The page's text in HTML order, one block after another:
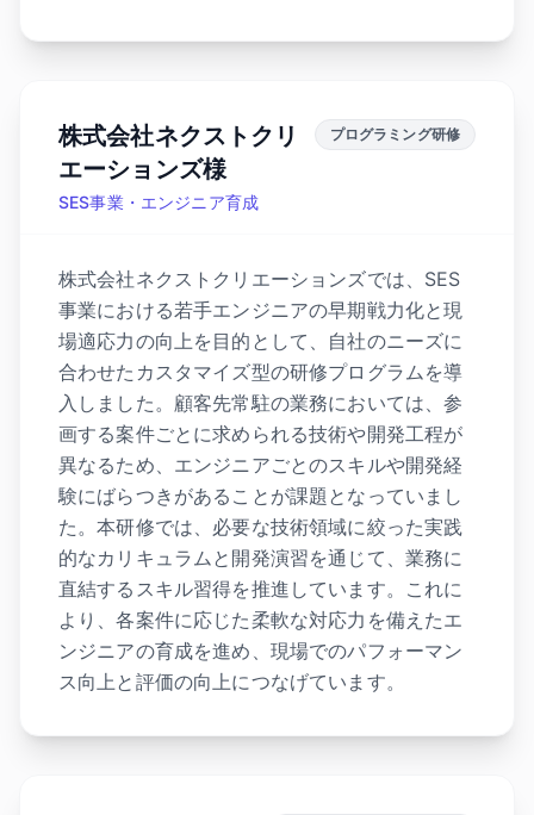
株式会社ネクストクリ
エーションズ様
SES事業・エンジニア育成
プログラミング研修
株式会社ネクストクリエーションズでは、SES
事業における若手エンジニアの早期戦力化と現
場適応力の向上を目的として、自社のニーズに
合わせたカスタマイズ型の研修プログラムを導
入しました。顧客先常駐の業務においては、参
画する案件ごとに求められる技術や開発工程が
異なるため、エンジニアごとのスキルや開発経
験にばらつきがあることが課題となっていまし
た。本研修では、必要な技術領域に絞った実践
的なカリキュラムと開発演習を通じて、業務に
直結するスキル習得を推進しています。これに
より、各案件に応じた柔軟な対応力を備えたエ
ンジニアの育成を進め、現場でのパフォーマン
ス向上と評価の向上につなげています。